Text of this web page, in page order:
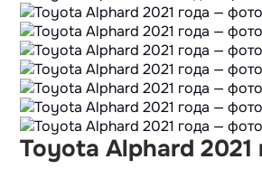
Toyota Alphard 2021